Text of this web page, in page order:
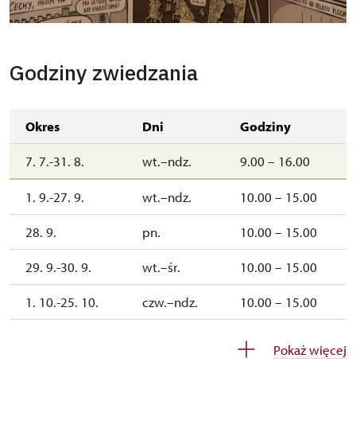
Godziny zwiedzania
Okres Dni Godziny
7. 7.-31. 8. wt.–ndz. 9.00 – 16.00
1. 9.-27. 9. wt.–ndz. 10.00 – 15.00
28. 9. pn. 10.00 – 15.00
29. 9.-30. 9. wt.–śr. 10.00 – 15.00
1. 10.-25. 10. czw.–ndz. 10.00 – 15.00
10.00 – 15.00
Pokaż więcej